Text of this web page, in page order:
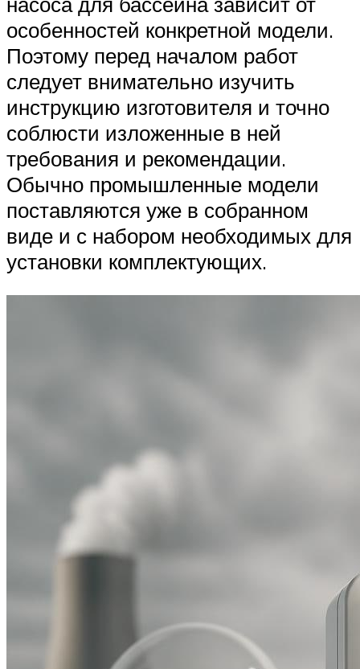
особенностей конкретной модели.
Поэтому перед началом работ
следует внимательно изучить
инструкцию изготовителя и точно
соблюсти изложенные в ней
требования и рекомендации.
Обычно промышленные модели
поставляются уже в собранном
виде и с набором необходимых для
установки комплектующих.